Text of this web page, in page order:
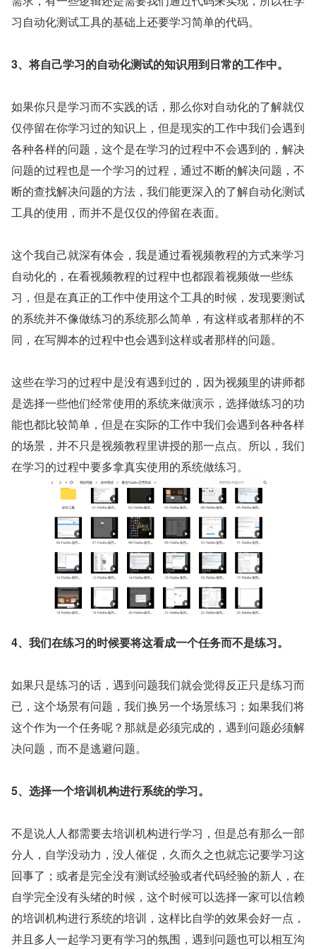
习自动化测试工具的基础上还要学习简单的代码。
3、将自己学习的自动化测试的知识用到日常的工作中。
如果你只是学习而不实践的话，那么你对自动化的了解就仅
仅停留在你学习过的知识上，但是现实的工作中我们会遇到
各种各样的问题，这个是在学习的过程中不会遇到的，解决
问题的过程也是一个学习的过程，通过不断的解决问题，不
断的查找解决问题的方法，我们能更深入的了解自动化测试
工具的使用，而并不是仅仅的停留在表面。
这个我自己就深有体会，我是通过看视频教程的方式来学习
自动化的，在看视频教程的过程中也都跟着视频做一些练
习，但是在真正的工作中使用这个工具的时候，发现要测试
的系统并不像做练习的系统那么简单，有这样或者那样的不
同，在写脚本的过程中也会遇到这样或者那样的问题。
这些在学习的过程中是没有遇到过的，因为视频里的讲师都
是选择一些他们经常使用的系统来做演示，选择做练习的功
能也都比较简单，但是在实际的工作中我们会遇到各种各样
的场景，并不只是视频教程里讲授的那一点点。所以，我们
在学习的过程中要多拿真实使用的系统做练习。
4、我们在练习的时候要将这看成一个任务而不是练习。
如果只是练习的话，遇到问题我们就会觉得反正只是练习而
已，这个场景有问题，我们换另一个场景练习；如果我们将
这个作为一个任务呢？那就是必须完成的，遇到问题必须解
决问题，而不是逃避问题。
5、选择一个培训机构进行系统的学习。
不是说人人都需要去培训机构进行学习，但是总有那么一部
分人，自学没动力，没人催促，久而久之也就忘记要学习这
回事了；或者是完全没有测试经验或者代码经验的新人，在
自学完全没有头绪的时候，这个时候可以选择一家可以信赖
的培训机构进行系统的培训，这样比自学的效果会好一点，
并且多人一起学习更有学习的氛围，遇到问题也可以相互沟